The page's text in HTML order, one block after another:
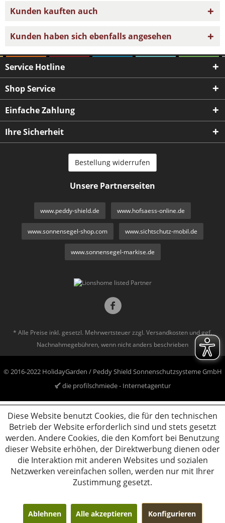
Kunden kauften auch
Kunden haben sich ebenfalls angesehen
Service Hotline
Shop Service
Einfache Zahlung
Ihre Sicherheit
Bestellung widerrufen
Unsere Partnerseiten
www.peddy-shield.de www.hofsaess-online.de
www.sonnensegel-shop.com www.sichtschutz-mobil.de
www.sonnensegel-markise.de
* Alle Preise inkl. gesetzl. Mehrwertsteuer zzgl. Versandkosten und ggf.
Nachnahmegebühren, wenn nicht anders beschrieben
© 2016-2022 HolidayGarden / Peddy Shield Sonnenschutzsysteme GmbH
die profilschmiede - Internetagentur
Diese Website benutzt Cookies, die für den technischen
Betrieb der Website erforderlich sind und stets gesetzt
werden. Andere Cookies, die den Komfort bei Benutzung
dieser Website erhöhen, der Direktwerbung dienen oder
die Interaktion mit anderen Websites und sozialen
Netzwerken vereinfachen sollen, werden nur mit Ihrer
Zustimmung gesetzt.
Ablehnen Alle akzeptieren Konfigurieren